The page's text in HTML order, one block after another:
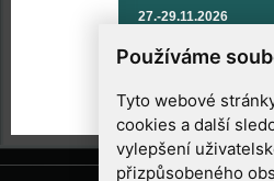
Používáme
Tyto webové
cookies a další
vylepšení
přizpůsobeného
27.-29.11.2026
TECHNIKA A
TECHNOLOGIE